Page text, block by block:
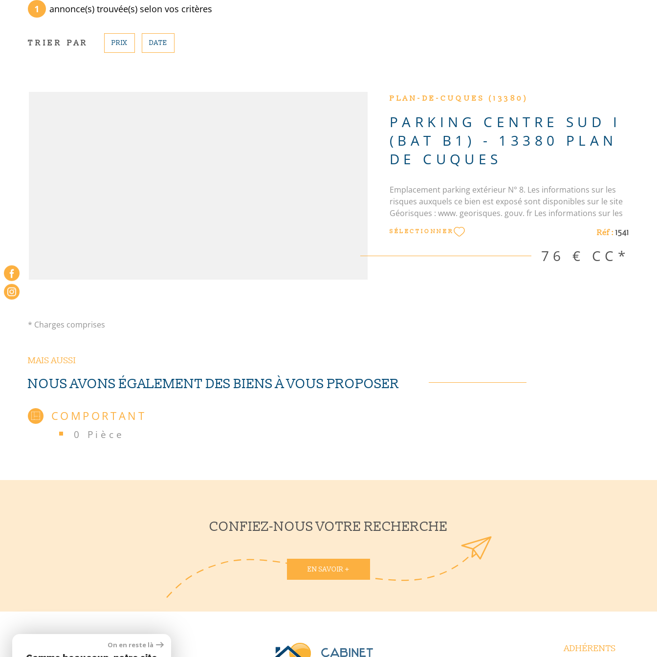
1 annonce(s) trouvée(s) selon vos critères
TRIER PAR PRIX DATE
PLAN-DE-CUQUES (13380)
PARKING CENTRE SUD I
(BAT B1) - 13380 PLAN
DE CUQUES
Emplacement parking extérieur N° 8. Les informations sur les
risques auxquels ce bien est exposé sont disponibles sur le site
Géorisques : www. georisques. gouv. fr Les informations sur les
risques auxquels ce bien est exposé sont disponibles sur le site
Géorisques
SÉLECTIONNER Réf : 1541
76 € CC*
* Charges comprises
MAIS AUSSI
NOUS AVONS ÉGALEMENT DES BIENS À VOUS PROPOSER
COMPORTANT
0 Pièce
CONFIEZ-NOUS VOTRE RECHERCHE
EN SAVOIR +
SE CONNECTER ADHÉRENTS
On en reste là